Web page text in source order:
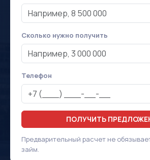
Сколько нужно получить
Телефон
ПОЛУЧИТЬ
Предварительный расчет не
займ.